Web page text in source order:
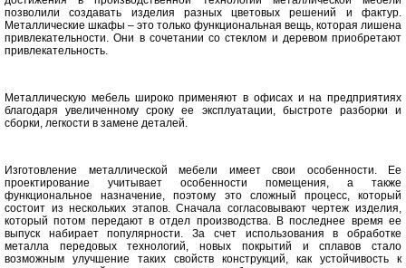
позволили создавать изделия разных цветовых решений и фактур.
Металлические шкафы – это только функциональная вещь, которая лишена
привлекательности. Они в сочетании со стеклом и деревом приобретают
привлекательность.
Металлическую мебель широко применяют в офисах и на предприятиях
благодаря увеличенному сроку ее эксплуатации, быстроте разборки и
сборки, легкости в замене деталей.
Изготовление металлической мебели имеет свои особенности. Ее
проектирование учитывает особенности помещения, а также
функциональное назначение, поэтому это сложный процесс, который
состоит из нескольких этапов. Сначала согласовывают чертеж изделия,
который потом передают в отдел производства. В последнее время ее
выпуск набирает популярности. За счет использования в обработке
металла передовых технологий, новых покрытий и сплавов стало
возможным улучшение таких свойств конструкций, как устойчивость к